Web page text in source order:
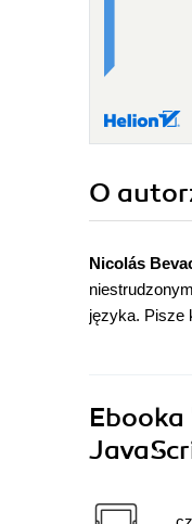
O
Nicolás
języka. Pisze
Ebooka